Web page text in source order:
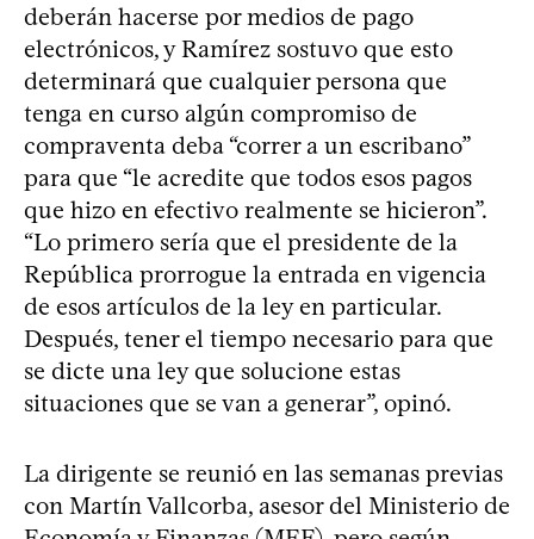
deberán hacerse por medios de pago
electrónicos, y Ramírez sostuvo que esto
determinará que cualquier persona que
tenga en curso algún compromiso de
compraventa deba “correr a un escribano”
para que “le acredite que todos esos pagos
que hizo en efectivo realmente se hicieron”.
“Lo primero sería que el presidente de la
República prorrogue la entrada en vigencia
de esos artículos de la ley en particular.
Después, tener el tiempo necesario para que
se dicte una ley que solucione estas
situaciones que se van a generar”, opinó.
La dirigente se reunió en las semanas previas
con Martín Vallcorba, asesor del Ministerio de